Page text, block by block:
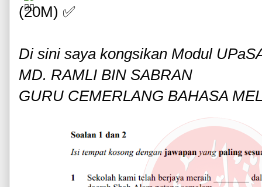
(20M) ✅
Di sini saya kongsikan Modul
MD. RAMLI BIN SABRAN
GURU CEMERLANG BAHASA